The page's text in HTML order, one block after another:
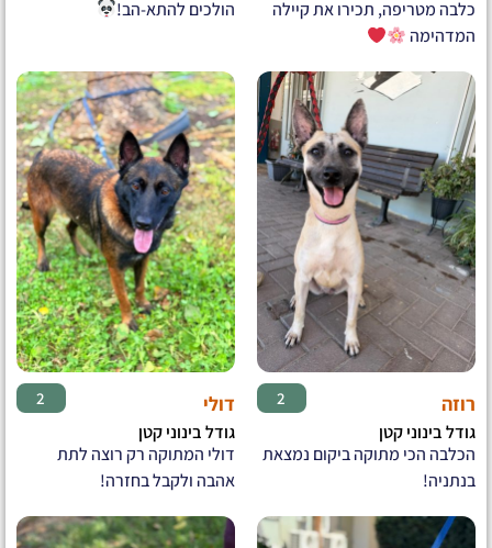
כלבה מטריפה, תכירו את קיילה
המדהימה
הולכים להתא-הב!
רוזה 2
גודל בינוני קטן
הכלבה הכי מתוקה ביקום נמצאת
בנתניה!
דולי 2
גודל בינוני קטן
דולי המתוקה רק רוצה לתת
אהבה ולקבל בחזרה!